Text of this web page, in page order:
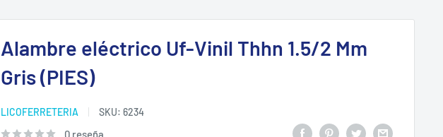
Alambre eléctrico Uf-Vinil Thhn 1.5/2 Mm
Gris (PIES)
LICOFERRETERIA SKU: 6234
0 reseña